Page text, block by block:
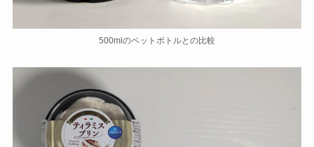
500mlのペットボトルとの比較